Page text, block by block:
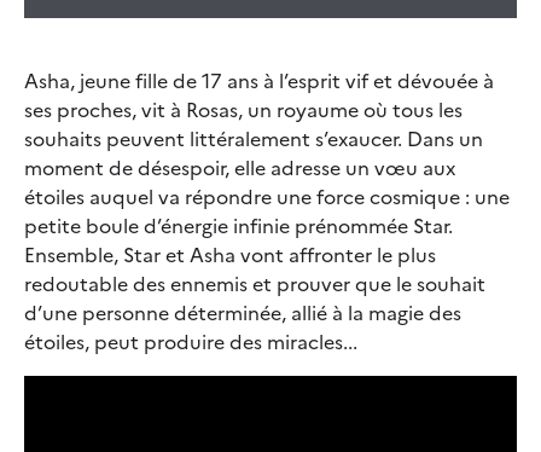
Asha, jeune fille de 17 ans à l’esprit vif et dévouée à
ses proches, vit à Rosas, un royaume où tous les
souhaits peuvent littéralement s’exaucer. Dans un
moment de désespoir, elle adresse un vœu aux
étoiles auquel va répondre une force cosmique : une
petite boule d’énergie infinie prénommée Star.
Ensemble, Star et Asha vont affronter le plus
redoutable des ennemis et prouver que le souhait
d’une personne déterminée, allié à la magie des
étoiles, peut produire des miracles...